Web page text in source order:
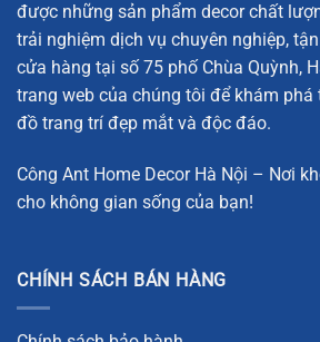
Kích thước:
Nhỏ:D35cm x R8cm x C16cm
Chất liệu:
được những sản phẩm decor chất
trải nghiệm dịch vụ chuyên nghiệp,
cửa hàng tại số 75 phố Chùa Quỳnh,
trang web của chúng tôi để khám phá
đồ trang trí đẹp mắt và độc đáo.
Công Ant Home Decor Hà Nội – Nơi
cho không gian sống của bạn!
CHÍNH SÁCH BÁN HÀNG